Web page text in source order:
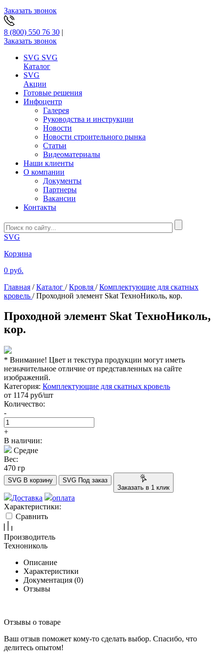
Заказать звонок
8 (800) 550 76 30 |
Заказать звонок
SVG SVG
Каталог
SVG
Акции
Готовые решения
Инфоцентр
Галерея
Руководства и инструкции
Новости
Новости строительного рынка
Статьи
Видеоматериалы
Наши клиенты
О компании
Документы
Партнеры
Вакансии
Контакты
SVG
Корзина
0 руб.
Главная / Каталог / Кровля / Комплектующие для скатных
кровель / Проходной элемент Skat ТехноНиколь, кор.
Проходной элемент Skat ТехноНиколь,
кор.
* Внимание! Цвет и текстура продукции могут иметь
незначительное отличие от представленных на сайте
изображений.
Категория: Комплектующие для скатных кровель
от 1174 руб/шт
Количество:
-
+
В наличии:
Средне
Вес:
470 гр
SVG В корзину SVG Под заказ
Заказать в 1 клик
Доставка
оплата
Характеристики:
Сравнить
Производитель
Технониколь
Описание
Характеристики
Документация (0)
Отзывы
Отзывы о товаре
Ваш отзыв поможет кому-то сделать выбор. Спасибо, что
делитесь опытом!